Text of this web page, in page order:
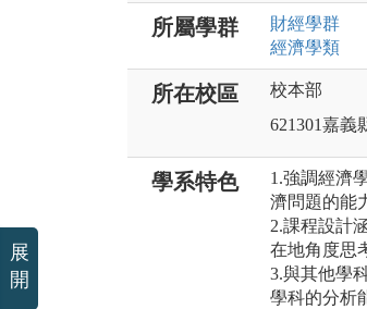
所屬學群 財經學群
經濟學類
所在校區
校本部
621301嘉義
學系特色
1.強調經濟
濟問題的能
2.課程設計
在地角度思
3.與其他學
學科的分析
展
開